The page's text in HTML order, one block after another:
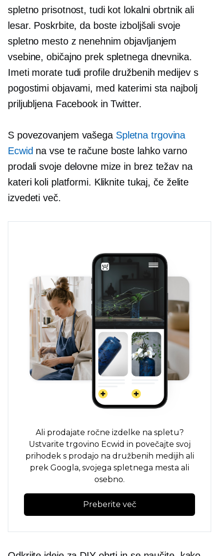
spletno prisotnost, tudi kot lokalni obrtnik ali
lesar. Poskrbite, da boste izboljšali svoje
spletno mesto z nenehnim objavljanjem
vsebine, običajno prek spletnega dnevnika.
Imeti morate tudi profile družbenih medijev s
pogostimi objavami, med katerimi sta najbolj
priljubljena Facebook in Twitter.
S povezovanjem vašega Spletna trgovina
Ecwid na vse te račune boste lahko varno
prodali svoje delovne mize in brez težav na
kateri koli platformi. Kliknite tukaj, če želite
izvedeti več.
Ali prodajate ročne izdelke na spletu?
Ustvarite trgovino Ecwid in povečajte svoj
prihodek s prodajo na družbenih medijih ali
prek Googla, svojega spletnega mesta ali
osebno.
Preberite več